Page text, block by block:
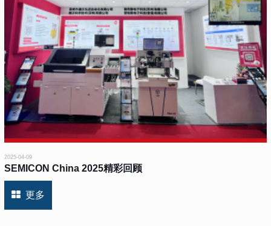
2025-04-09
SEMICON China 2025精彩回顾
更多